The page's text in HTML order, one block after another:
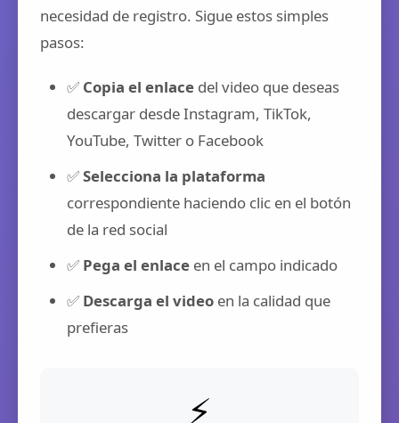
necesidad de registro. Sigue estos simples
pasos:
✅ Copia el enlace del video que deseas
descargar desde Instagram, TikTok,
YouTube, Twitter o Facebook
✅Selecciona la plataforma
correspondiente haciendo clic en el botón
de la red social
✅ Pega el enlace en el campo indicado
✅ Descarga el video en la calidad que
prefieras
⚡